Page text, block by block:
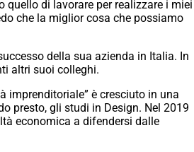
quello di lavorare per realizzare i miei
che la miglior cosa che possiamo
della sua azienda in Italia. In
altri suoi colleghi.
imprenditoriale” è cresciuto in una
presto, gli studi in Design. Nel 2019
economica a difendersi dalle